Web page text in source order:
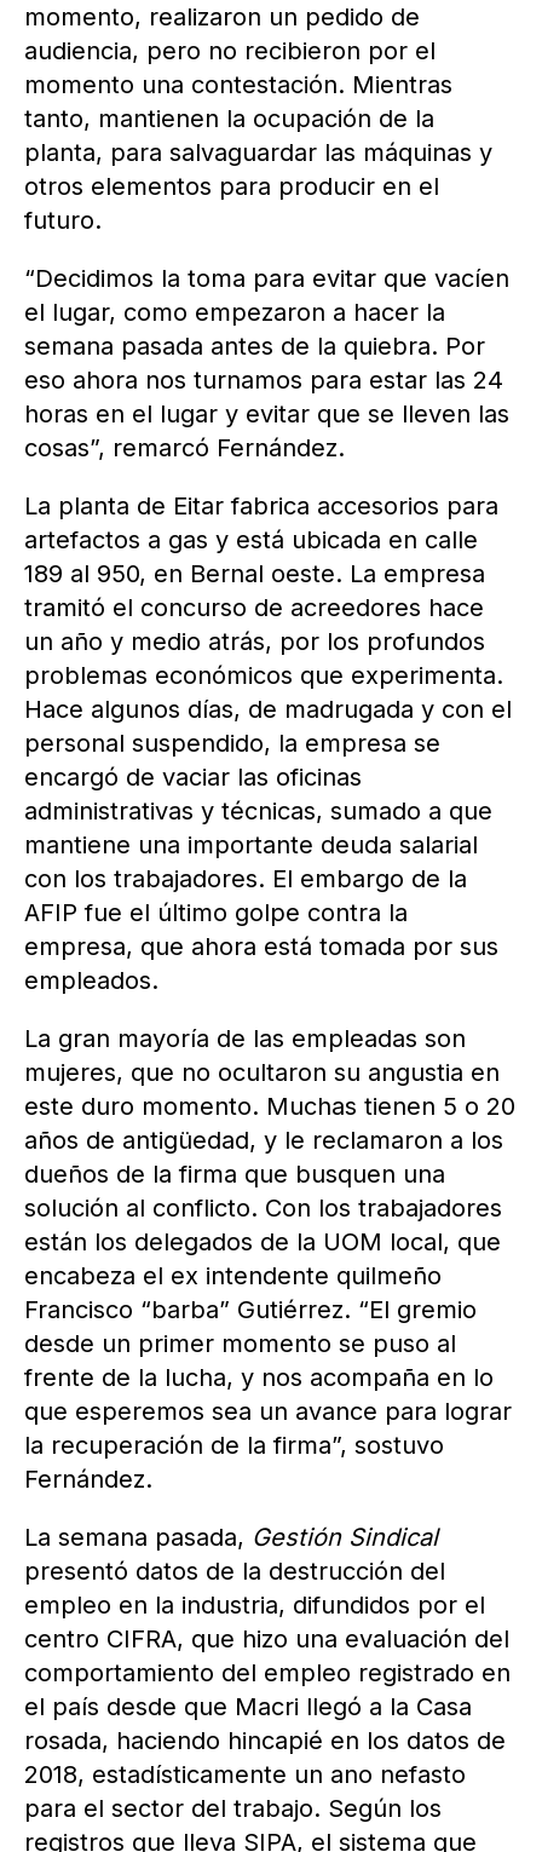
momento, realizaron un pedido de
audiencia, pero no recibieron por el
momento una contestación. Mientras
tanto, mantienen la ocupación de la
planta, para salvaguardar las máquinas y
otros elementos para producir en el
futuro.
“Decidimos la toma para evitar que vacíen
el lugar, como empezaron a hacer la
semana pasada antes de la quiebra. Por
eso ahora nos turnamos para estar las 24
horas en el lugar y evitar que se lleven las
cosas”, remarcó Fernández.
La planta de Eitar fabrica accesorios para
artefactos a gas y está ubicada en calle
189 al 950, en Bernal oeste. La empresa
tramitó el concurso de acreedores hace
un año y medio atrás, por los profundos
problemas económicos que experimenta.
Hace algunos días, de madrugada y con el
personal suspendido, la empresa se
encargó de vaciar las oficinas
administrativas y técnicas, sumado a que
mantiene una importante deuda salarial
con los trabajadores. El embargo de la
AFIP fue el último golpe contra la
empresa, que ahora está tomada por sus
empleados.
La gran mayoría de las empleadas son
mujeres, que no ocultaron su angustia en
este duro momento. Muchas tienen 5 o 20
años de antigüedad, y le reclamaron a los
dueños de la firma que busquen una
solución al conflicto. Con los trabajadores
están los delegados de la UOM local, que
encabeza el ex intendente quilmeño
Francisco “barba” Gutiérrez. “El gremio
desde un primer momento se puso al
frente de la lucha, y nos acompaña en lo
que esperemos sea un avance para lograr
la recuperación de la firma”, sostuvo
Fernández.
La semana pasada, Gestión Sindical
presentó datos de la destrucción del
empleo en la industria, difundidos por el
centro CIFRA, que hizo una evaluación del
comportamiento del empleo registrado en
el país desde que Macri llegó a la Casa
rosada, haciendo hincapié en los datos de
2018, estadísticamente un ano nefasto
para el sector del trabajo. Según los
registros que lleva SIPA, el sistema que